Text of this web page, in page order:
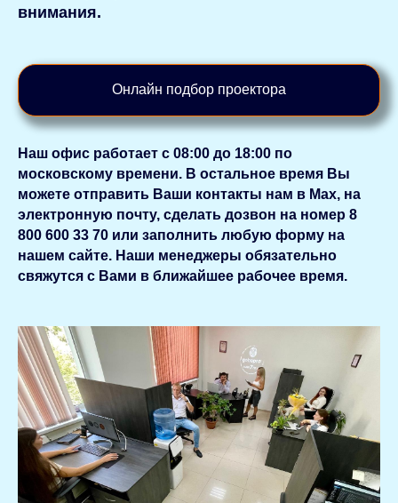
внимания.
Онлайн подбор проектора
Наш офис работает с 08:00 до 18:00 по
московскому времени. В остальное время Вы
можете отправить Ваши контакты нам в Мах, на
электронную почту, сделать дозвон на номер 8
800 600 33 70 или заполнить любую форму на
нашем сайте. Наши менеджеры обязательно
свяжутся с Вами в ближайшее рабочее время.